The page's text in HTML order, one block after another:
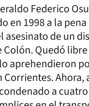
Federico
en 1998 a la
asesinato de un
Colón. Quedó
aprehendieron
Ahora,
a